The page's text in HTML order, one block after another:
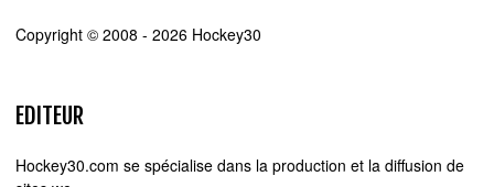
Copyright © 2008 - 2026 Hockey30
EDITEUR
Hockey30.com se spécialise dans la production et la diffusion de